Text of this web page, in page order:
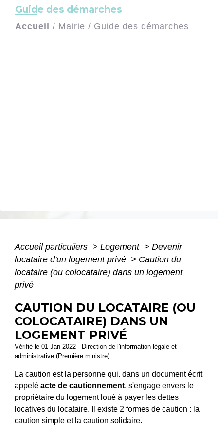
Guide des démarches
Accueil / Mairie / Guide des démarches
Accueil particuliers > Logement > Devenir
locataire d'un logement privé > Caution du
locataire (ou colocataire) dans un logement
privé
CAUTION DU LOCATAIRE (OU
COLOCATAIRE) DANS UN
LOGEMENT PRIVÉ
Vérifié le 01 Jan 2022 - Direction de l'information légale et
administrative (Première ministre)
La caution est la personne qui, dans un document écrit
appelé acte de cautionnement, s'engage envers le
propriétaire du logement loué à payer les dettes
locatives du locataire. Il existe 2 formes de caution : la
caution simple et la caution solidaire.